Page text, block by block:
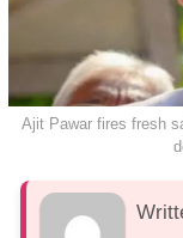
Ajit Pawar fires fresh